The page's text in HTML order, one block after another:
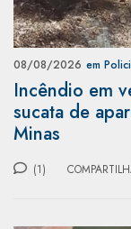
08/08/2026 em
Incêndio em
sucata de
Minas
(1)